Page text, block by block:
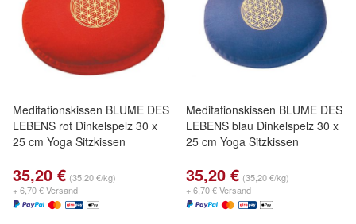
Meditationskissen BLUME DES
LEBENS rot Dinkelspelz 30 x
25 cm Yoga Sitzkissen
35,20 € (35,20 €/kg)
+ 6,70 € Versand
Meditationskissen BLUME DES
LEBENS blau Dinkelspelz 30 x
25 cm Yoga Sitzkissen
35,20 € (35,20 €/kg)
+ 6,70 € Versand